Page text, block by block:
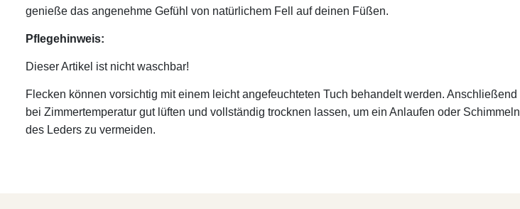
genieße das angenehme Gefühl von natürlichem Fell auf deinen Füßen.
Pflegehinweis:
Dieser Artikel ist nicht waschbar!
Flecken können vorsichtig mit einem leicht angefeuchteten Tuch behandelt werden. Anschließend
bei Zimmertemperatur gut lüften und vollständig trocknen lassen, um ein Anlaufen oder Schimmeln
des Leders zu vermeiden.